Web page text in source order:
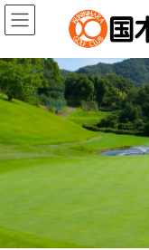
コ
ン
ン
ツ
へ
キ
ッ
プ
ナ
ビ
ー
シ
ョ
に
移
動